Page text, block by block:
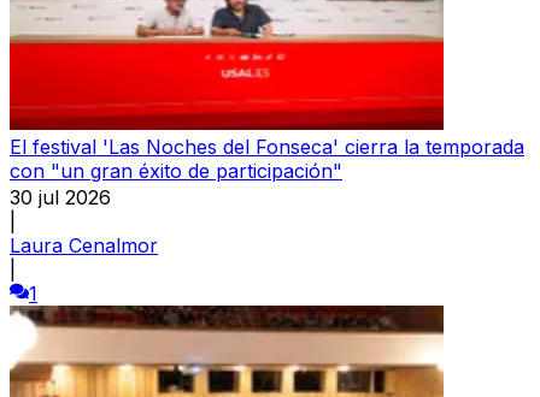
El festival 'Las Noches del Fonseca' cierra la temporada
con "un gran éxito de participación"
30 jul 2026
Laura Cenalmor
1